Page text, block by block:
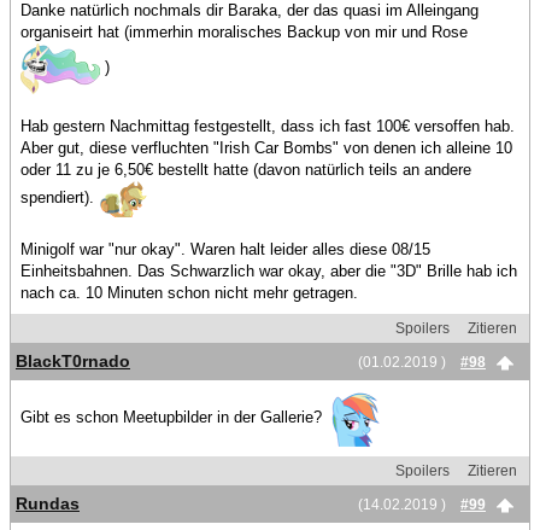
Danke natürlich nochmals dir Baraka, der das quasi im Alleingang
organiseirt hat (immerhin moralisches Backup von mir und Rose
)
Hab gestern Nachmittag festgestellt, dass ich fast 100€ versoffen hab.
Aber gut, diese verfluchten "Irish Car Bombs" von denen ich alleine 10
oder 11 zu je 6,50€ bestellt hatte (davon natürlich teils an andere
spendiert).
Minigolf war "nur okay". Waren halt leider alles diese 08/15
Einheitsbahnen. Das Schwarzlich war okay, aber die "3D" Brille hab ich
nach ca. 10 Minuten schon nicht mehr getragen.
Spoilers
Zitieren
(01.02.2019 )
#98
BlackT0rnado
Gibt es schon Meetupbilder in der Gallerie?
Spoilers
Zitieren
(14.02.2019 )
#99
Rundas